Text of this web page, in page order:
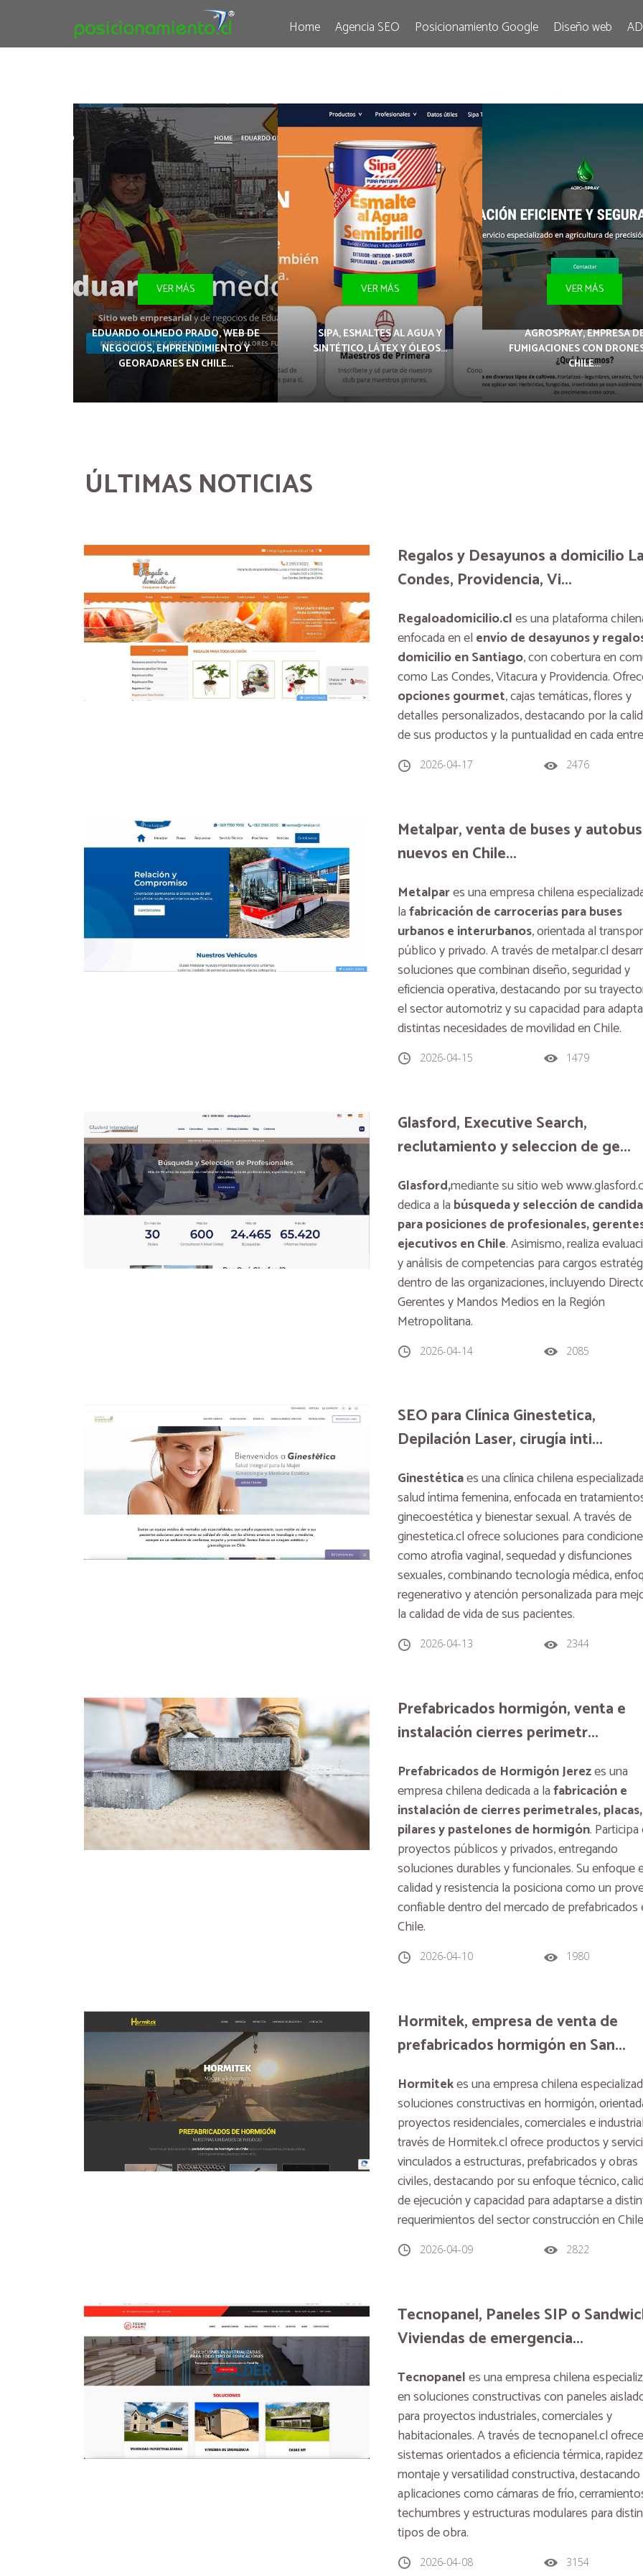
Home Agencia SEO Posicionamiento Google Diseño web
VER MÁS
EDUARDO OLMEDO PRADO, WEB DE
NEGOCIOS, EMPRENDIMIENTO Y
GEORADARES EN CHILE...
VER MÁS
SIPA, ESMALTES AL AGUA Y
SINTÉTICO, LÁTEX Y ÓLEOS...
VER MÁS
AGROSPRAY, EMPRESA
FUMIGACIONES CON
CHILE...
ÚLTIMAS NOTICIAS
Regalos y Desayunos a domicilio
Condes, Providencia, Vi...
Regaloadomicilio.cles una plataforma
enfocada en el envío de desayunos y
domicilio en Santiago, con cobertura en
como Las Condes, Vitacura y Providencia.
opciones gourmet, cajas temáticas, flores y
detalles personalizados, destacando por la
de sus productos y la puntualidad en cada
2026-04-17 2476
Metalpar, venta de buses y
nuevos en Chile...
Metalpares una empresa chilena
lafabricación de carrocerías para buses
urbanos e interurbanos, orientada al
público y privado. A través de metalpar.cl
soluciones que combinan diseño, seguridad y
eficiencia operativa, destacando por su
el sector automotriz y su capacidad para
distintas necesidades de movilidad en Chile.
2026-04-15 1479
Glasford, Executive Search,
reclutamiento y seleccion de ge...
Glasford,mediante su sitio web
dedica a la búsqueda y selección de
para posiciones de profesionales,
ejecutivos en Chile. Asimismo, realiza
y análisis de competencias para cargos
dentro de las organizaciones, incluyendo
Gerentes y Mandos Medios en la Región
Metropolitana.
2026-04-14 2085
SEO para Clínica Ginestetica,
Depilación Laser, cirugía inti...
Ginestéticaes una clínica chilena
salud íntima femenina, enfocada en
ginecoestética y bienestar sexual. A través de
ginestetica.cl ofrece soluciones para
como atrofia vaginal, sequedad y disfunciones
sexuales, combinando tecnología médica,
regenerativo y atención personalizada para
la calidad de vida de sus pacientes.
2026-04-13 2344
Prefabricados hormigón, venta e
instalación cierres perimetr...
Prefabricados de Hormigón Jerezes una
empresa chilena dedicada a lafabricación e
instalación de cierres perimetrales, placas,
pilares y pastelones de hormigón. Participa
proyectos públicos y privados, entregando
soluciones durables y funcionales. Su enfoque
calidad y resistencia la posiciona como un
confiable dentro del mercado de prefabricados
Chile.
2026-04-10 1980
Hormitek, empresa de venta de
prefabricados hormigón en San...
Hormitekes una empresa chilena
soluciones constructivas en hormigón,
proyectos residenciales, comerciales e
través de Hormitek.cl ofrece productos y
vinculados a estructuras, prefabricados y obras
civiles, destacando por su enfoque técnico,
de ejecución y capacidad para adaptarse a
requerimientos del sector construcción en
2026-04-09 2822
Tecnopanel, Paneles SIP o
Viviendas de emergencia...
Tecnopaneles una empresa chilena
en soluciones constructivas con paneles
para proyectos industriales, comerciales y
habitacionales. A través de tecnopanel.cl ofrece
sistemas orientados a eficiencia térmica,
montaje y versatilidad constructiva,
aplicaciones como cámaras de frío,
techumbres y estructuras modulares para
tipos de obra.
2026-04-08 3154